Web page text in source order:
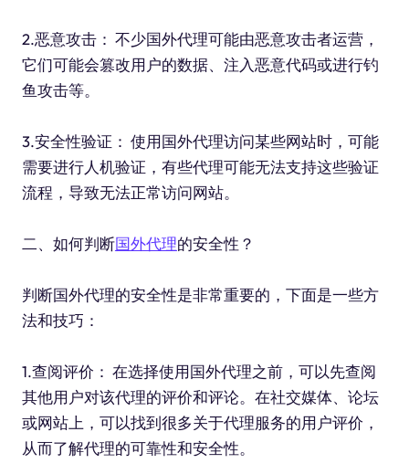
2.恶意攻击： 不少国外代理可能由恶意攻击者运营，
它们可能会篡改用户的数据、注入恶意代码或进行钓
鱼攻击等。
3.安全性验证： 使用国外代理访问某些网站时，可能
需要进行人机验证，有些代理可能无法支持这些验证
流程，导致无法正常访问网站。
二、如何判断国外代理的安全性？
判断国外代理的安全性是非常重要的，下面是一些方
法和技巧：
1.查阅评价： 在选择使用国外代理之前，可以先查阅
其他用户对该代理的评价和评论。在社交媒体、论坛
或网站上，可以找到很多关于代理服务的用户评价，
从而了解代理的可靠性和安全性。